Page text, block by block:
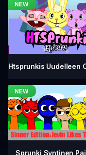
Htsprunkis Uudelleen
Sprunki Syntinen